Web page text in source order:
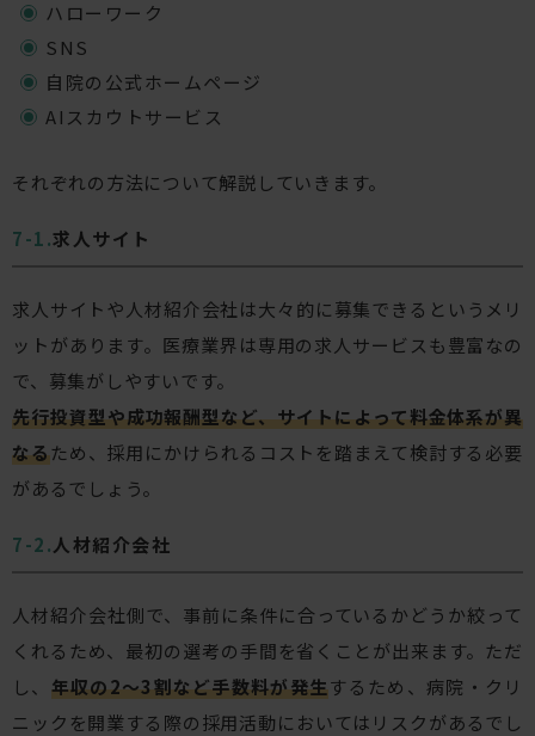
ハローワーク
SNS
自院の公式ホームページ
AIスカウトサービス
それぞれの方法について解説していきます。
求人サイト
求人サイトや人材紹介会社は大々的に募集できるというメリ
ットがあります。医療業界は専用の求人サービスも豊富なの
で、募集がしやすいです。
先行投資型や成功報酬型など、サイトによって料金体系が異
なるため、採用にかけられるコストを踏まえて検討する必要
があるでしょう。
人材紹介会社
人材紹介会社側で、事前に条件に合っているかどうか絞って
くれるため、最初の選考の手間を省くことが出来ます。ただ
し、 年収の2〜3割など手数料が発生するため、病院・クリ
ニックを開業する際の採用活動においてはリスクがあるでし